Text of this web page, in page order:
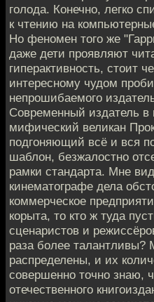
голода. Конечно, легко
к чтению на
Но феномен того же
даже дети проявляют
гиперактивность, стоит
интересному чудом
непрошибаемого
Современный издатель в
мифический великан
подгоняющий всё и вся
шаблон, безжалостно
рамки стандарта. Мне
кинематографе дела
коммерческое
корыта, то кто ж туда
сценаристов и
раза более талантливы?
распределены, и их
совершенно точно знаю,
отечественного